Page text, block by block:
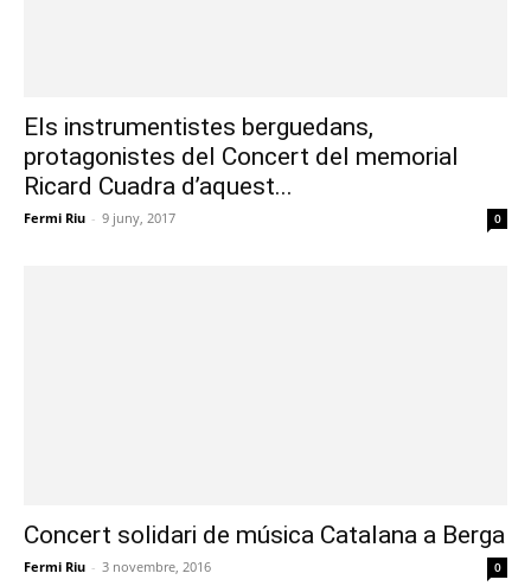
Els instrumentistes berguedans,
protagonistes del Concert del memorial
Ricard Cuadra d’aquest...
Fermi Riu - 9 juny, 2017 0
Concert solidari de música Catalana a Berga
Fermi Riu - 3 novembre, 2016 0